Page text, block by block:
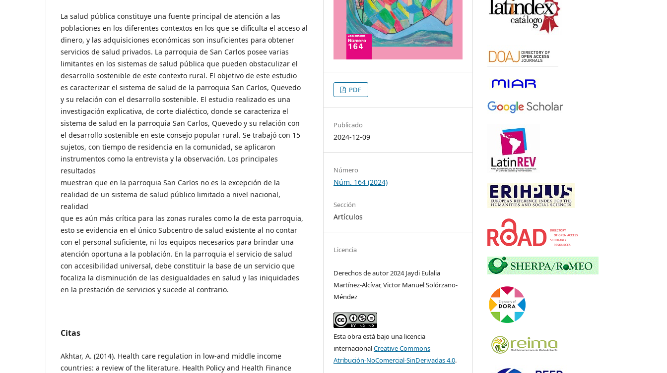
La salud pública constituye una fuente principal de atención a las
poblaciones en los diferentes contextos en los que se dificulta el acceso al
dinero, y las adquisiciones económicas son insuficientes para obtener
servicios de salud privados. La parroquia de San Carlos posee varias
limitantes en los sistemas de salud pública que pueden obstaculizar el
desarrollo sostenible de este contexto rural. El objetivo de este estudio
es caracterizar el sistema de salud de la parroquia San Carlos, Quevedo
y su relación con el desarrollo sostenible. El estudio realizado es una
investigación explicativa, de corte dialéctico, donde se caracteriza el
sistema de salud en la parroquia San Carlos, Quevedo y su relación con
el desarrollo sostenible en este consejo popular rural. Se trabajó con 15
sujetos, con tiempo de residencia en la comunidad, se aplicaron
instrumentos como la entrevista y la observación. Los principales
resultados
muestran que en la parroquia San Carlos no es la excepción de la
realidad de un sistema de salud público limitado a nivel nacional,
realidad
que es aún más crítica para las zonas rurales como la de esta parroquia,
esto se evidencia en el único Subcentro de salud existente al no contar
con el personal suficiente, ni los equipos necesarios para brindar una
atención oportuna a la población. En la parroquia el servicio de salud
con accesibilidad universal, debe constituir la base de un servicio que
focaliza la disminución de las desigualdades en salud y las iniquidades
en la prestación de servicios y sucede al contrario.
Citas
Akhtar, A. (2014). Health care regulation in low-and middle income
countries: a review of the literature. Health Policy and Health Finance
PDF
Publicado
2024-12-09
Número
Núm. 164 (2024)
Sección
Artículos
Licencia
Derechos de autor 2024 Jaydi Eulalia
Martínez-Alcívar, Victor Manuel Solórzano-
Méndez
Esta obra está bajo una licencia
internacionalCreative Commons
Atribución-NoComercial-SinDerivadas 4.0.